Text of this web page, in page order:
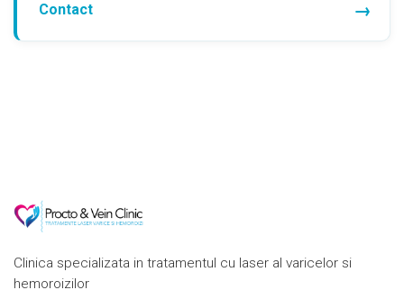
Contact
Clinica specializata in tratamentul cu laser al varicelor si
hemoroizilor